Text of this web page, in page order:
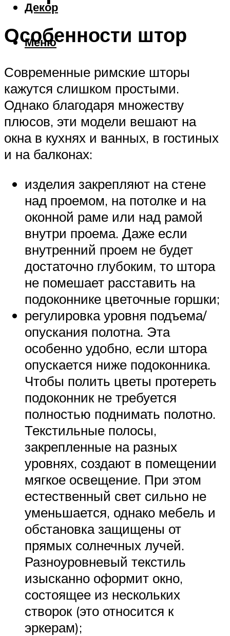
Декор
Меню
Особенности штор
Современные римские шторы
кажутся слишком простыми.
Однако благодаря множеству
плюсов, эти модели вешают на
окна в кухнях и ванных, в гостиных
и на балконах:
изделия закрепляют на стене
над проемом, на потолке и на
оконной раме или над рамой
внутри проема. Даже если
внутренний проем не будет
достаточно глубоким, то штора
не помешает расставить на
подоконнике цветочные горшки;
регулировка уровня подъема/
опускания полотна. Эта
особенно удобно, если штора
опускается ниже подоконника.
Чтобы полить цветы протереть
подоконник не требуется
полностью поднимать полотно.
Текстильные полосы,
закрепленные на разных
уровнях, создают в помещении
мягкое освещение. При этом
естественный свет сильно не
уменьшается, однако мебель и
обстановка защищены от
прямых солнечных лучей.
Разноуровневый текстиль
изысканно оформит окно,
состоящее из нескольких
створок (это относится к
эркерам);